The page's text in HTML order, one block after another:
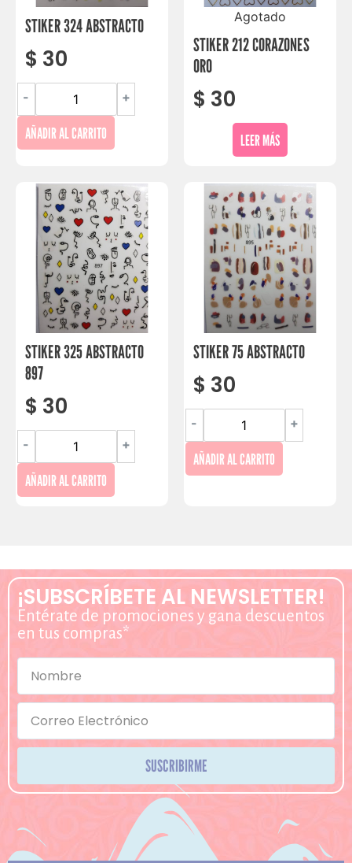
STIKER 324 ABSTRACTO
$ 30
- +
AÑADIR AL CARRITO
Agotado
STIKER 212 CORAZONES
ORO
$ 30
LEER MÁS
STIKER 325 ABSTRACTO
897
$ 30
- +
AÑADIR AL CARRITO
STIKER 75 ABSTRACTO
$ 30
- +
AÑADIR AL CARRITO
¡SUBSCRÍBETE AL NEWSLETTER!
Entérate de promociones y gana descuentos
en tus compras*
SUSCRIBIRME